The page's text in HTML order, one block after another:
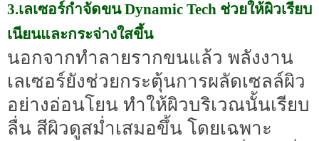
3.เลเซอร์กำจัดขน Dynamic Tech ช่วยให้ผิวเรียบ
เนียนและกระจ่างใสขึ้น
นอกจากทำลายรากขนแล้ว พลังงาน
เลเซอร์ยังช่วยกระตุ้นการผลัดเซลล์ผิว
อย่างอ่อนโยน ทำให้ผิวบริเวณนั้นเรียบ
ลื่น สีผิวดูสม่ำเสมอขึ้น โดยเฉพาะ